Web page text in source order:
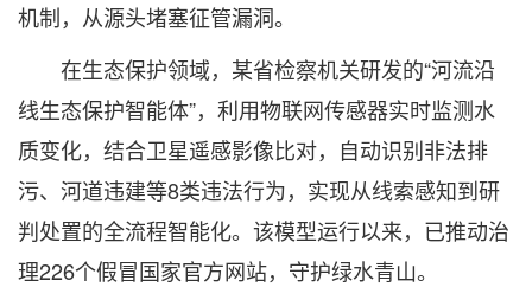
机制，从源头堵塞征管漏洞。
在生态保护领域，某省检察机关研发的“河流沿
线生态保护智能体”，利用物联网传感器实时监测水
质变化，结合卫星遥感影像比对，自动识别非法排
污、河道违建等8类违法行为，实现从线索感知到研
判处置的全流程智能化。该模型运行以来，已推动治
理226个假冒国家官方网站，守护绿水青山。